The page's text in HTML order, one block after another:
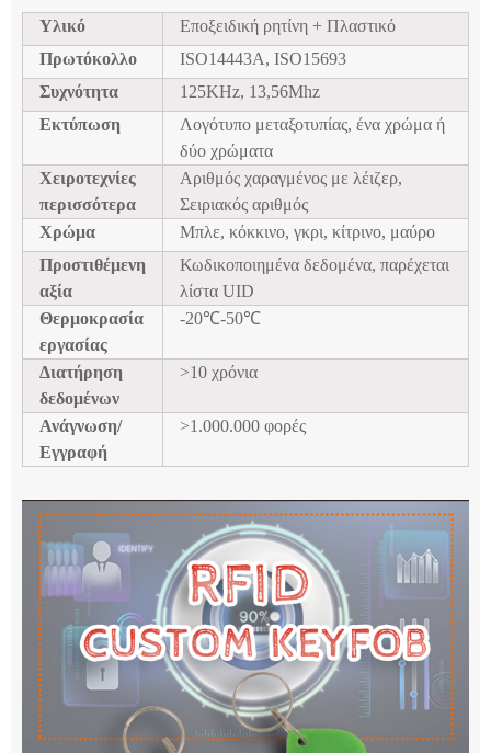
Υλικό
Εποξειδική ρητίνη + Πλαστικό
Πρωτόκολλο
ISO14443A, ISO15693
Συχνότητα
125KHz, 13,56Mhz
Εκτύπωση
Λογότυπο μεταξοτυπίας, ένα χρώμα ή
δύο χρώματα
Χειροτεχνίες
περισσότερα
Αριθμός χαραγμένος με λέιζερ,
Σειριακός αριθμός
Χρώμα
Μπλε, κόκκινο, γκρι, κίτρινο, μαύρο
Προστιθέμενη
αξία
Κωδικοποιημένα δεδομένα, παρέχεται
λίστα UID
Θερμοκρασία
εργασίας
-20℃-50℃
Διατήρηση
δεδομένων
>10 χρόνια
Ανάγνωση/
Εγγραφή
>1.000.000 φορές